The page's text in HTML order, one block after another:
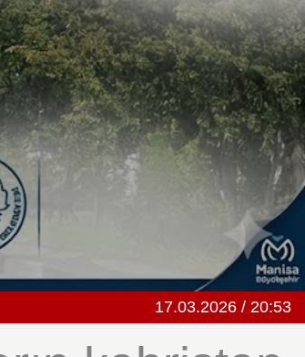
17.03.2026 / 20:53